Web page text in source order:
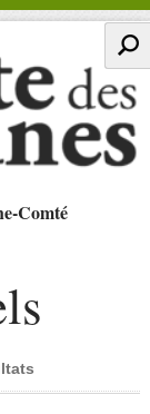
Comté